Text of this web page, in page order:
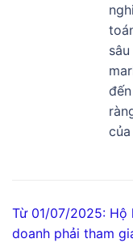
Từ 01/07/2025: Hộ
doanh phải tham